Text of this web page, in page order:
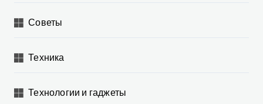
Советы
Техника
Технологии и гаджеты